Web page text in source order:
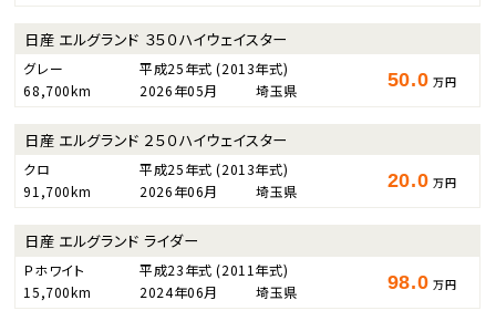
日産 エルグランド ３５０ハイウェイスター
グレー 平成25年式(2013年式)
68,700km
2026年05月 埼玉県 50.0 万円
日産 エルグランド ２５０ハイウェイスター
クロ 平成25年式(2013年式)
91,700km
2026年06月 埼玉県 20.0 万円
日産 エルグランド ライダー
Ｐホワイト 平成23年式(2011年式)
15,700km
2024年06月 埼玉県 98.0 万円